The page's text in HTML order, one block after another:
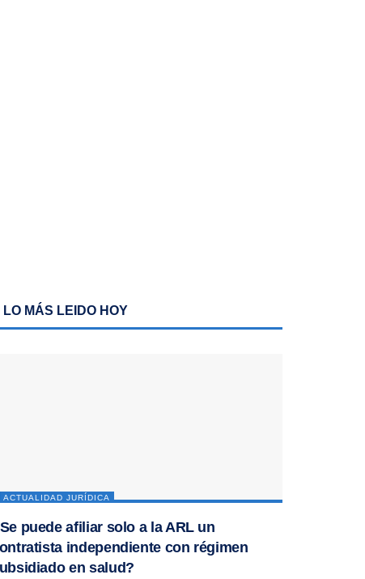
LO MÁS LEIDO HOY
ACTUALIDAD JURÍDICA
puede afiliar solo a la ARL un
independiente con régimen
en salud?